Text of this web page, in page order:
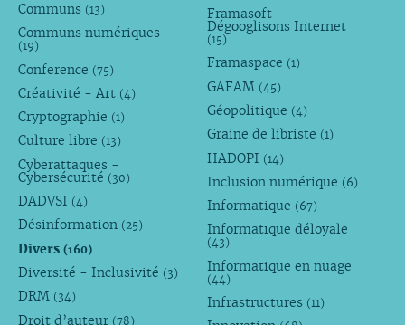
Communs (13)
Communs numériques
(19)
Conference (75)
Créativité - Art (4)
Cryptographie (1)
Culture libre (13)
Cyberattaques -
Cybersécurité (30)
DADVSI (4)
Désinformation (25)
Divers (160)
Diversité - Inclusivité (3)
DRM (34)
Droit d’auteur (78)
Framasoft -
Dégooglisons Internet
(15)
Framaspace (1)
GAFAM (45)
Géopolitique (4)
Graine de libriste (1)
HADOPI (14)
Inclusion numérique (6)
Informatique (67)
Informatique déloyale
(43)
Informatique en nuage
(44)
Infrastructures (11)